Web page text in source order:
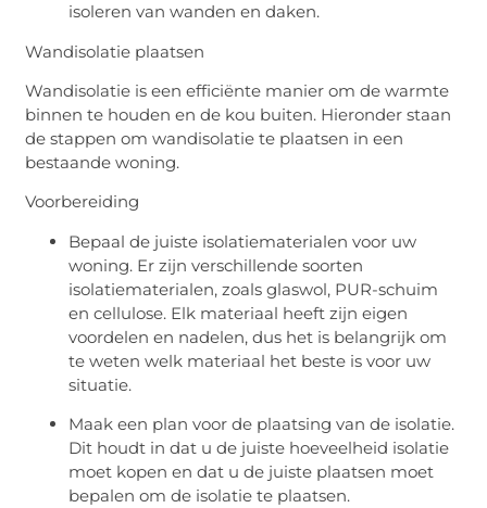
isoleren van wanden en daken.
Wandisolatie plaatsen
Wandisolatie is een efficiënte manier om de warmte
binnen te houden en de kou buiten. Hieronder staan
de stappen om wandisolatie te plaatsen in een
bestaande woning.
Voorbereiding
Bepaal de juiste isolatiematerialen voor uw
woning. Er zijn verschillende soorten
isolatiematerialen, zoals glaswol, PUR-schuim
en cellulose. Elk materiaal heeft zijn eigen
voordelen en nadelen, dus het is belangrijk om
te weten welk materiaal het beste is voor uw
situatie.
Maak een plan voor de plaatsing van de isolatie.
Dit houdt in dat u de juiste hoeveelheid isolatie
moet kopen en dat u de juiste plaatsen moet
bepalen om de isolatie te plaatsen.